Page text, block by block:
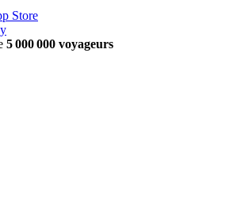
5 000 000 voyageurs